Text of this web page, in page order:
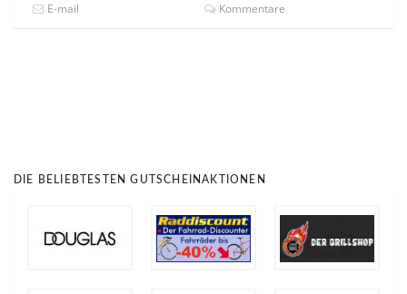
E-mail
Kommentare
DIE BELIEBTESTEN GUTSCHEINAKTIONEN